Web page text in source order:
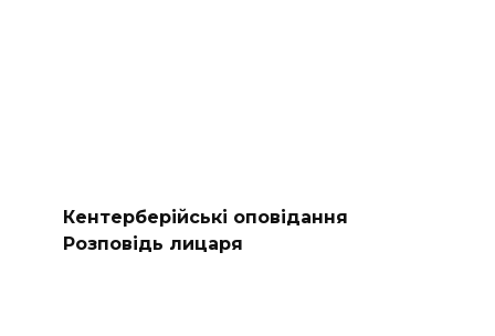
Кентерберійські оповідання
Розповідь лицаря